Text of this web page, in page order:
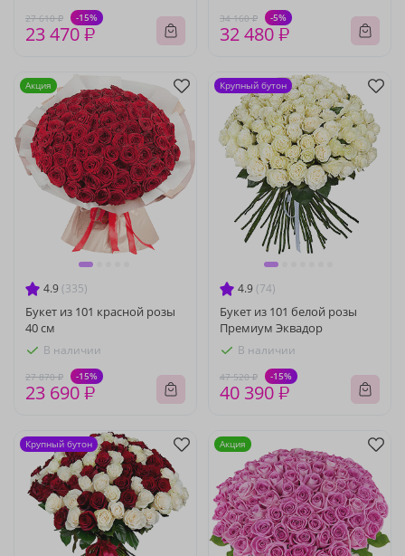
27 610 ₽ -15%
23 470 ₽
34 160 ₽ -5%
32 480 ₽
4.9 (335)
Букет из 101 красной розы
40 см
В наличии
27 870 ₽ -15%
23 690 ₽
Акция
4.9 (74)
Букет из 101 белой розы
Премиум Эквадор
В наличии
47 520 ₽ -15%
40 390 ₽
Крупный бутон
Крупный бутон Акция